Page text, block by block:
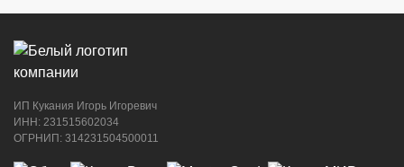
ИП Кукания Игорь Игоревич
ИНН: 231515602034
ОГРНИП: 314231504500011